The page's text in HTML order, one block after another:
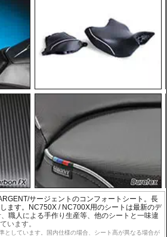
サージェントのコンフォートシート。長
ます。NC750X / NC700X用のシートは最新のデ
職人による手作り生産等、他のシートと一味違
います。
としています。国内仕様の場合、シート高が異なる場合が